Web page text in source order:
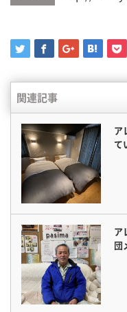
関連記事
ア
て
ア
団